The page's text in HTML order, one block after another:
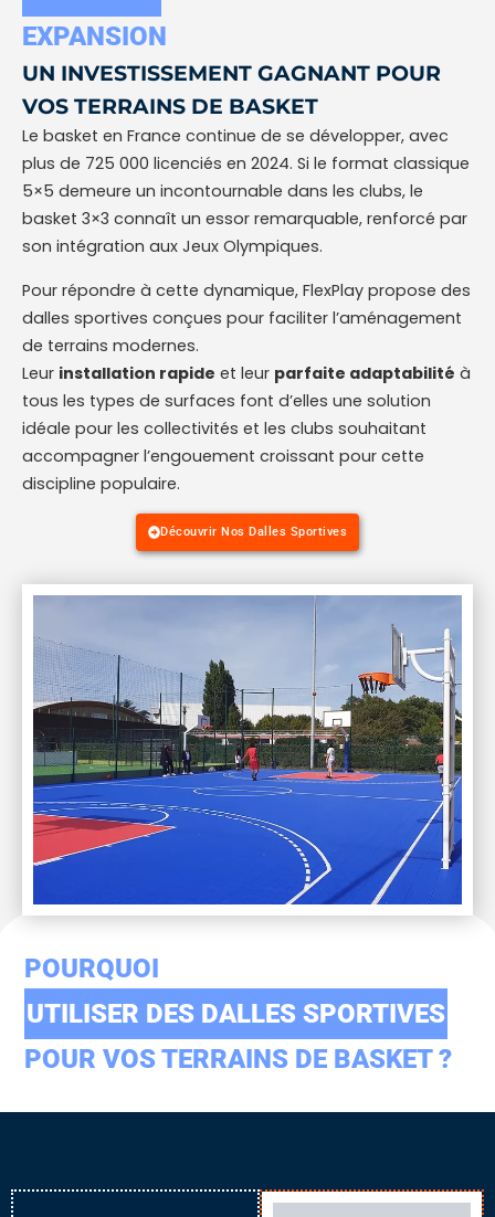
EXPANSION
UN INVESTISSEMENT GAGNANT POUR
VOS TERRAINS DE BASKET
Le basket en France continue de se développer, avec
plus de 725 000 licenciés en 2024. Si le format classique
5×5 demeure un incontournable dans les clubs, le
basket 3×3 connaît un essor remarquable, renforcé par
son intégration aux Jeux Olympiques.
Pour répondre à cette dynamique, FlexPlay propose des
dalles sportives conçues pour faciliter l’aménagement
de terrains modernes.
Leur installation rapide et leur parfaite adaptabilité à
tous les types de surfaces font d’elles une solution
idéale pour les collectivités et les clubs souhaitant
accompagner l’engouement croissant pour cette
discipline populaire.
Découvrir Nos Dalles Sportives
POURQUOI
UTILISER DES DALLES SPORTIVES
POUR VOS TERRAINS DE BASKET ?